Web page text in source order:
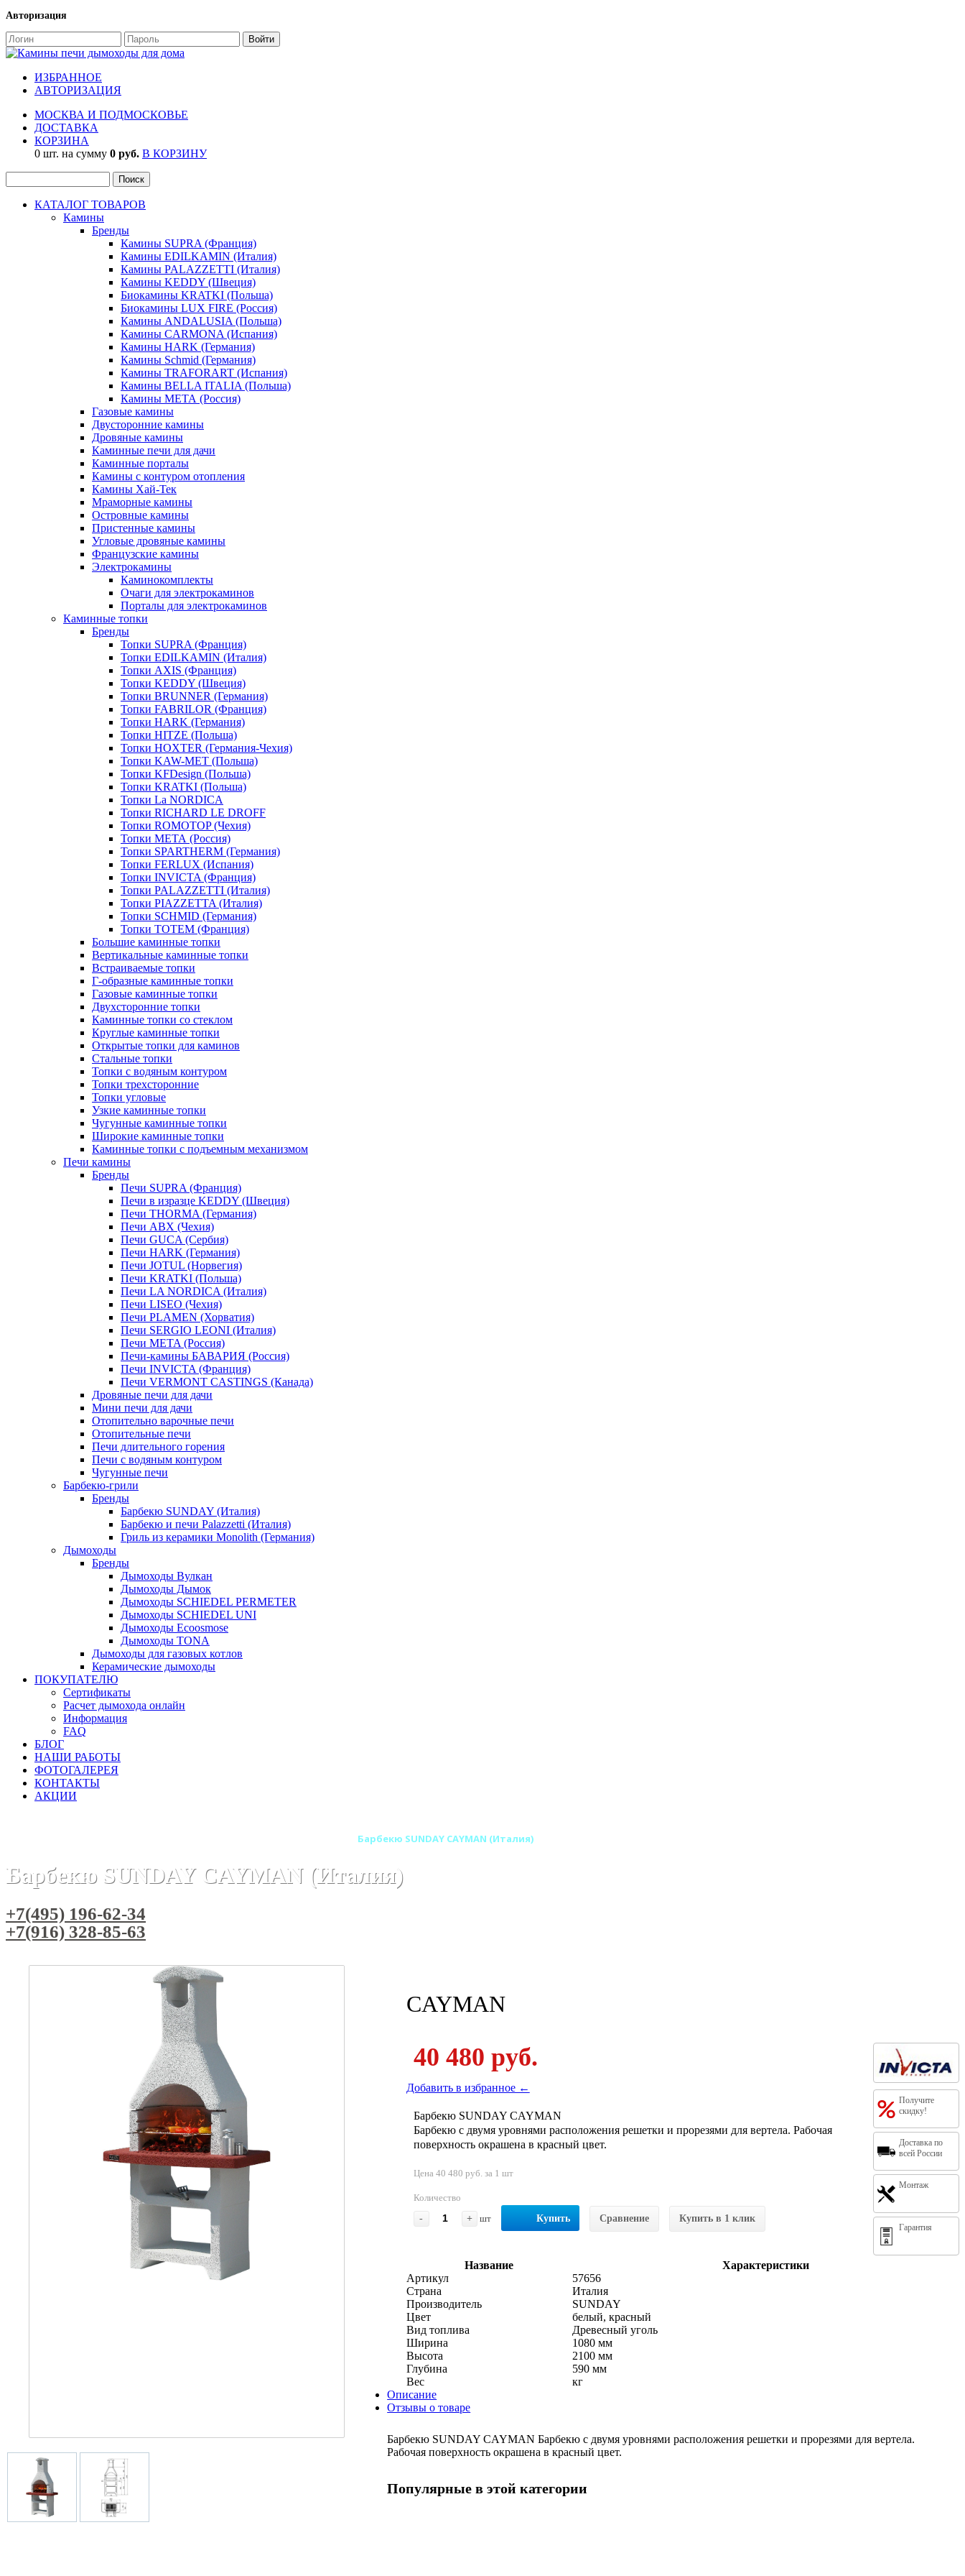
Авторизация
ИЗБРАННОЕ
АВТОРИЗАЦИЯ
МОСКВА И ПОДМОСКОВЬЕ
ДОСТАВКА
КОРЗИНА
0 шт. на сумму 0 руб. В КОРЗИНУ
КАТАЛОГ ТОВАРОВ
Камины
Бренды
Камины SUPRA (Франция)
Камины EDILKAMIN (Италия)
Камины PALAZZETTI (Италия)
Камины KEDDY (Швеция)
Биокамины KRATKI (Польша)
Биокамины LUX FIRE (Россия)
Камины ANDALUSIA (Польша)
Камины CARMONA (Испания)
Камины HARK (Германия)
Камины Schmid (Германия)
Камины TRAFORART (Испания)
Камины BELLA ITALIA (Польша)
Камины МЕТА (Россия)
Газовые камины
Двусторонние камины
Дровяные камины
Каминные печи для дачи
Каминные порталы
Камины с контуром отопления
Камины Хай-Тек
Мраморные камины
Островные камины
Пристенные камины
Угловые дровяные камины
Французские камины
Электрокамины
Каминокомплекты
Очаги для электрокаминов
Порталы для электрокаминов
Каминные топки
Бренды
Топки SUPRA (Франция)
Топки EDILKAMIN (Италия)
Топки AXIS (Франция)
Топки KEDDY (Швеция)
Топки BRUNNER (Германия)
Топки FABRILOR (Франция)
Топки HARK (Германия)
Топки HITZE (Польша)
Топки HOXTER (Германия-Чехия)
Топки KAW-MET (Польша)
Топки KFDesign (Польша)
Топки KRATKI (Польша)
Топки La NORDICA
Топки RICHARD LE DROFF
Топки ROMOTOP (Чехия)
Топки МЕТА (Россия)
Топки SPARTHERM (Германия)
Топки FERLUX (Испания)
Топки INVICTA (Франция)
Топки PALAZZETTI (Италия)
Топки PIAZZETTA (Италия)
Топки SCHMID (Германия)
Топки TOTEM (Франция)
Большие каминные топки
Вертикальные каминные топки
Встраиваемые топки
Г-образные каминные топки
Газовые каминные топки
Двухсторонние топки
Каминные топки со стеклом
Круглые каминные топки
Открытые топки для каминов
Стальные топки
Топки с водяным контуром
Топки трехсторонние
Топки угловые
Узкие каминные топки
Чугунные каминные топки
Широкие каминные топки
Каминные топки с подъемным механизмом
Печи камины
Бренды
Печи SUPRA (Франция)
Печи в изразце KEDDY (Швеция)
Печи THORMA (Германия)
Печи ABX (Чехия)
Печи GUCA (Сербия)
Печи HARK (Германия)
Печи JOTUL (Норвегия)
Печи KRATKI (Польша)
Печи LA NORDICA (Италия)
Печи LISEO (Чехия)
Печи PLAMEN (Хорватия)
Печи SERGIO LEONI (Италия)
Печи META (Россия)
Печи-камины БАВАРИЯ (Россия)
Печи INVICTA (Франция)
Печи VERMONT CASTINGS (Канада)
Дровяные печи для дачи
Мини печи для дачи
Отопительно варочные печи
Отопительные печи
Печи длительного горения
Печи с водяным контуром
Чугунные печи
Барбекю-грили
Бренды
Барбекю SUNDAY (Италия)
Барбекю и печи Palazzetti (Италия)
Гриль из керамики Monolith (Германия)
Дымоходы
Бренды
Дымоходы Вулкан
Дымоходы Дымок
Дымоходы SCHIEDEL PERMETER
Дымоходы SCHIEDEL UNI
Дымоходы Ecoosmose
Дымоходы TONA
Дымоходы для газовых котлов
Керамические дымоходы
ПОКУПАТЕЛЮ
Сертификаты
Расчет дымохода онлайн
Информация
FAQ
БЛОГ
НАШИ РАБОТЫ
ФОТОГАЛЕРЕЯ
КОНТАКТЫ
АКЦИИ
Барбекю SUNDAY CAYMAN (Италия)
Барбекю SUNDAY CAYMAN (Италия)
+7(495) 196-62-34
+7(916) 328-85-63
CAYMAN
Получите
скидку!
Доставка по
всей России
Монтаж
Гарантия
40 480 руб.
Добавить в избранное ←
Барбекю SUNDAY CAYMAN
Барбекю с двумя уровнями расположения решетки и прорезями для вертела. Рабочая
поверхность окрашена в красный цвет.
Цена 40 480 руб. за 1 шт
Количество
-
+ шт Купить Сравнение Купить в 1 клик
Название
Характеристики
Артикул
57656
Страна
Италия
Производитель
SUNDAY
Цвет
белый, красный
Вид топлива
Древесный уголь
Ширина
1080 мм
Высота
2100 мм
Глубина
590 мм
Вес
кг
Описание
Отзывы о товаре
Барбекю SUNDAY CAYMAN Барбекю с двумя уровнями расположения решетки и прорезями для вертела.
Рабочая поверхность окрашена в красный цвет.
Популярные в этой категории